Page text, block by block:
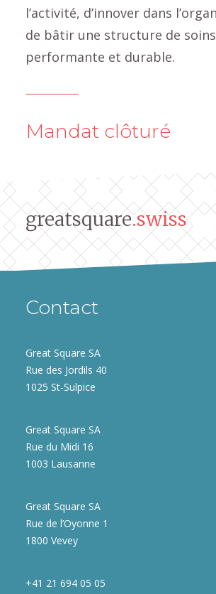
l’activité, d’innover dans
de bâtir une structure de
performante et durable.
Mandat clôturé
greatsquare.swiss
Contact
Great Square SA
Rue des Jordils 40
1025 St-Sulpice
Great Square SA
Rue du Midi 16
1003 Lausanne
Great Square SA
Rue de l’Oyonne 1
1800 Vevey
+41 21 694 05 05